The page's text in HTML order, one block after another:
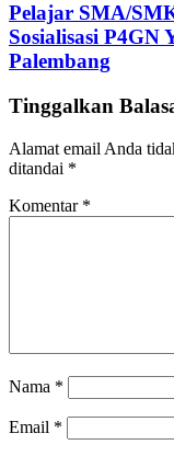
Pelajar SMA/
Sosialisasi P4GN
Palembang
Tinggalkan
Alamat email Anda
ditandai *
Komentar *
Nama *
Email *